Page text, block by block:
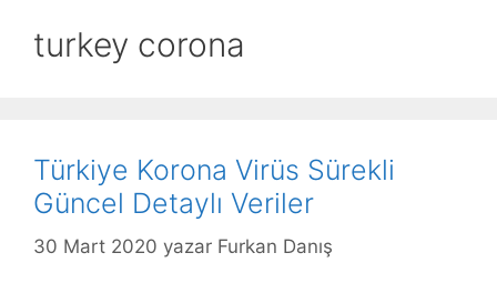
turkey corona
Türkiye Korona Virüs Sürekli
Güncel Detaylı Veriler
30 Mart 2020 yazar Furkan Danış